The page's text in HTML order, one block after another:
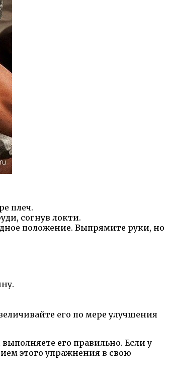
плеч.
согнув локти.
положение. Выпрямите руки, но
его по мере улучшения
его правильно. Если у
этого упражнения в свою